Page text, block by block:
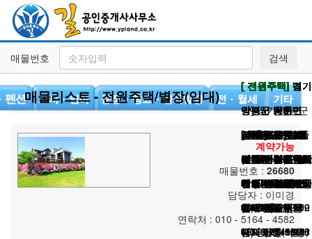
매물번호 검색
매물리스트 - 전원주택/별장(임대)
[ 전원주택, 별
장]경기 양평군
강상면
(전세가능)수영
장있는 강조망좋
은 고급주택!
대지 1174㎡
계약가능
매물번호 : 26680
담당자 : 이미경
연락처 : 010 - 5164 - 4582
[ 전원주택]경기
양평군 강하면
전세매매 동시
진행! 탁 트인 조
망이 시원한 단
지내 전원주택
대지 385㎡(116
[ 전원주택]경기
양평군 용문면
전세:소나무숲
고급 단지내 별
채 있는 고급 전
원주택
대지 770㎡(233
[ 전원주택]경기
양평군 양서면
전세!!산으로 둘
러싸인 숲세권
단지내 전원주택
대지 668㎡(202
평) / 건물 99㎡
[ 전원주택]경기
양평군 강하면
남한강 조망의
단지내 전원주택
대지 980.17㎡
(297평) / 건물
192.99㎡(58평)
[ 전원주택]경기
양평군 개군면
전망 우수한 아
담한 전원주택
대지 580㎡(175
평) / 건물 99㎡
(30평)
[ 전원주택]경기
양평군 옥천면
2차선도로 도보
거리의 전원주택
대지 452.5㎡
(137평) / 건물
160.8㎡(49평)
[ 전원주택]경기
양평군 옥천면
[대출없음]산세
수려한 철근콘크
리트벽돌집
대지 393㎡(119
평) / 건물 110㎡
[ 전원주택]경기
양평군 용문면
[전세]자녀위해
지은 정성가득한
집 (구해줘홈즈
108회출연)
대지 621㎡(188
[ 전원주택]경기
광주시 퇴촌면
[대출없음]산으
로 둘러싸인 숲
세권 전원주택
대지 496㎡(150
평) / 건물 88.5